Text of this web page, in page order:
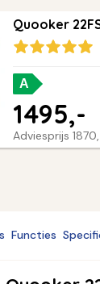
Quooker
A
Adviesprijs
1495,-
Functies